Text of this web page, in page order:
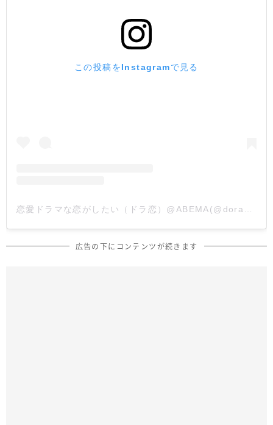
この投稿をInstagramで見る
広告の下にコンテンツが続きます